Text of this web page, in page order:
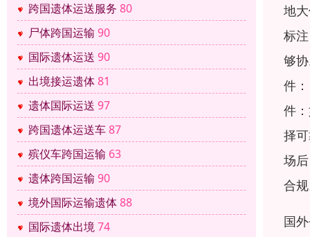
跨国遗体运送服务 80
尸体跨国运输 90
国际遗体运送 90
出境接运遗体81
遗体国际运送 97
跨国遗体运送车87
殡仪车跨国运输 63
遗体跨国运输 90
境外国际运输遗体88
国际遗体出境74
地
标
够
件
件
择
场
合
国